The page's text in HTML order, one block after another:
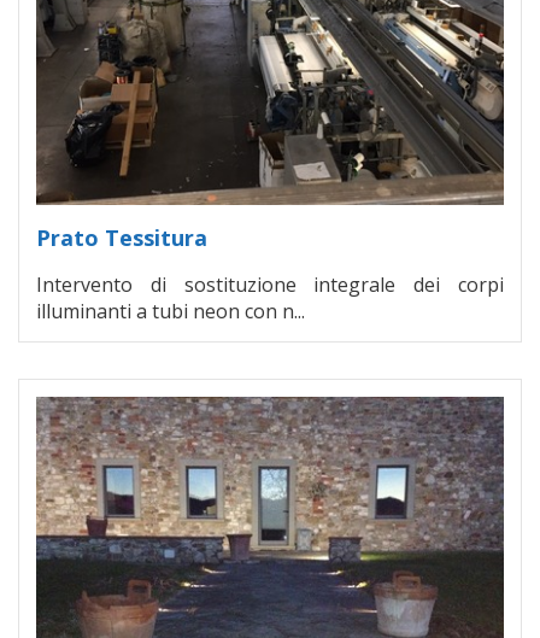
Prato Tessitura
Intervento di sostituzione integrale dei corpi
illuminanti a tubi neon con n...